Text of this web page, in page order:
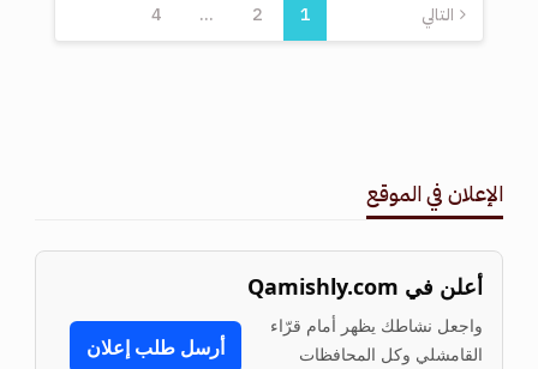
1
2
…
4 التالي
الإعلان في الموقع
أعلن في Qamishly.com
واجعل نشاطك يظهر أمام قرّاء
القامشلي وكل المحافظات
أرسل طلب إعلان